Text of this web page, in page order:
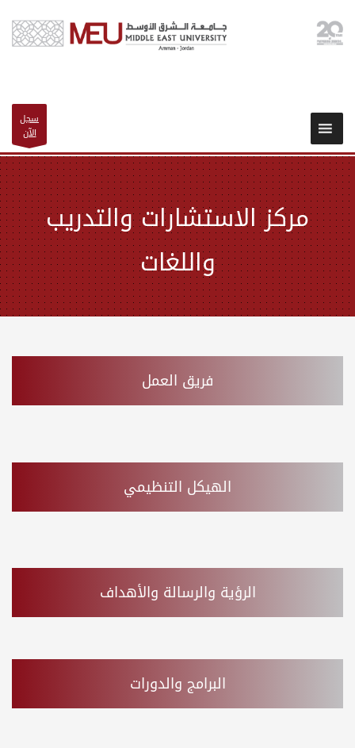
سجل
الآن
مركز الاستشارات والتدريب
واللغات
فريق العمل
الهيكل التنظيمي
الرؤية والرسالة والأهداف
البرامج والدورات